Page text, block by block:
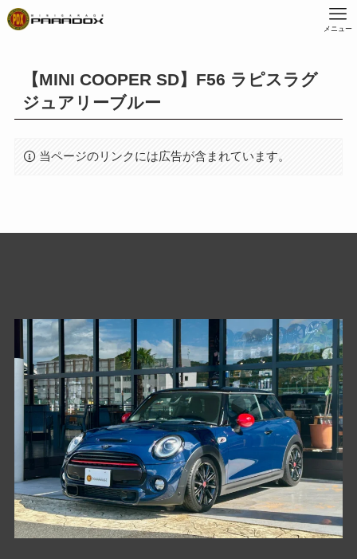
メニュー
【MINI COOPER SD】F56 ラピスラグ
ジュアリーブルー
当ページのリンクには広告が含まれています。